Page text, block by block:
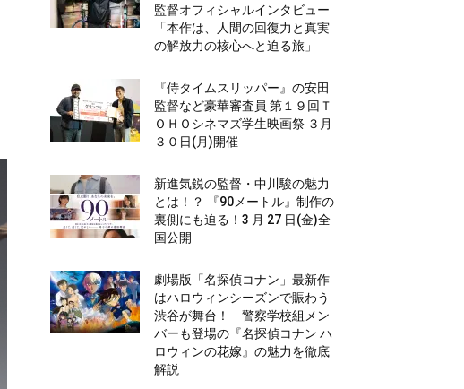
監督オフィシャルインタビュー
「本作は、人間の回復力と真実
の解放力の核心へと迫る旅」
『侍タイムスリッパー』の安田
監督など豪華審査員 第１９回Ｔ
ＯＨＯシネマズ学生映画祭 ３月
３０日(月)開催
新進気鋭の監督・中川駿の魅力
とは！？ 『90メートル』制作の
裏側にも迫る！3 月 27 日(金)全
国公開
劇場版「名探偵コナン」最新作
はハロウィンシーズンで賑わう
渋谷が舞台！ 警察学校組メン
バーも登場の『名探偵コナン ハ
ロウィンの花嫁』の魅力を徹底
解説